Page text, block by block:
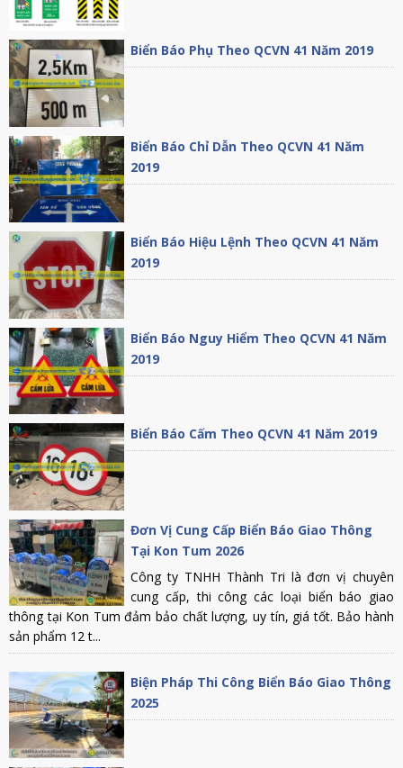
Biển Báo Phụ Theo QCVN 41 Năm 2019
Biển Báo Chỉ Dẫn Theo QCVN 41 Năm
2019
Biển Báo Hiệu Lệnh Theo QCVN 41 Năm
2019
Biển Báo Nguy Hiểm Theo QCVN 41 Năm
2019
Biển Báo Cấm Theo QCVN 41 Năm 2019
Đơn Vị Cung Cấp Biển Báo Giao Thông
Tại Kon Tum 2026
Công ty TNHH Thành Tri là đơn vị chuyên
cung cấp, thi công các loại biển báo giao
thông tại Kon Tum đảm bảo chất lượng, uy tín, giá tốt. Bảo hành
sản phẩm 12 t...
Biện Pháp Thi Công Biển Báo Giao Thông
2025